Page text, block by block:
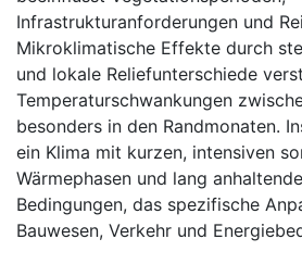
Infrastrukturanforderungen und
Mikroklimatische Effekte durch
und lokale Reliefunterschiede
Temperaturschwankungen
besonders in den Randmonaten.
ein Klima mit kurzen, intensiven
Wärmephasen und lang
Bedingungen, das spezifische
Bauwesen, Verkehr und